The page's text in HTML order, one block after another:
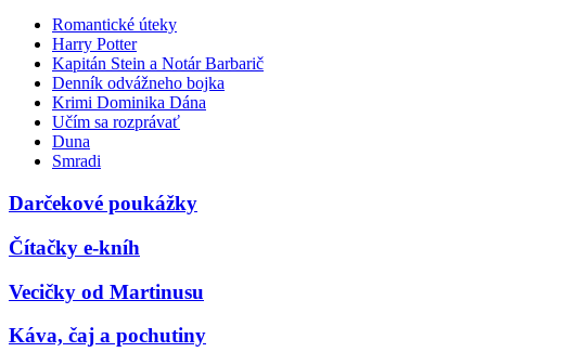
Romantické úteky
Harry Potter
Kapitán Stein a Notár Barbarič
Denník odvážneho bojka
Krimi Dominika Dána
Učím sa rozprávať
Duna
Smradi
Darčekové poukážky
Čítačky e-kníh
Vecičky od Martinusu
Káva, čaj a pochutiny